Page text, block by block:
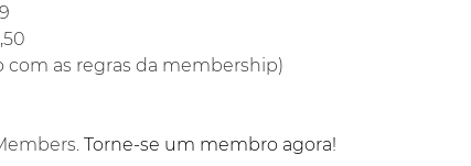
com as regras da membership)
Torne-se um membro agora!